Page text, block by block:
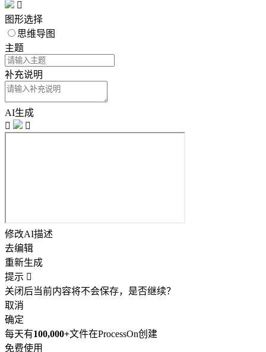

图形选择
思维导图
主题
补充说明
AI生成


修改AI描述
去编辑
重新生成
提示 
关闭后当前内容将不会保存，是否继续？
取消
确定
每天有100,000+文件在ProcessOn创建
免费使用